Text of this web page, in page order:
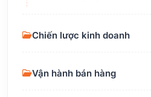
Chiến lược kinh doanh
Vận hành bán hàng